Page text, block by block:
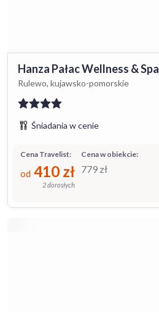
Hanza Pałac Wellness & Spa
Rulewo, kujawsko-pomorskie
Śniadania w cenie
Cena w obiekcie:
779 zł
Cena Travelist:
od 410 zł
2 dorosłych